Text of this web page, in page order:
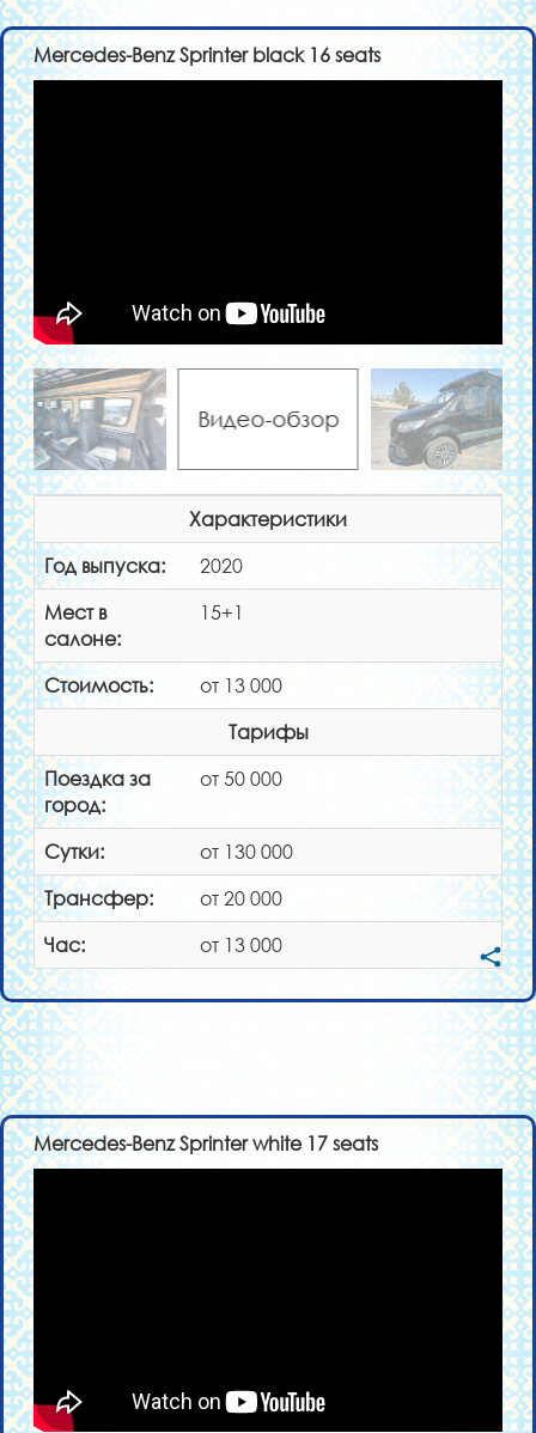
Mercedes-Benz Sprinter black 16 seats
Видео-обзор
Характеристики
Год выпуска:
2020
Мест в
салоне:
15+1
Стоимость:
от 13 000
Тарифы
Поездка за
город:
от 50 000
Сутки:
от 130 000
Трансфер:
от 20 000
Час:
от 13 000
Mercedes-Benz Sprinter white 17 seats